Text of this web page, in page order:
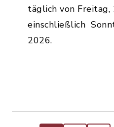
täglich von
einschließlich
2026.